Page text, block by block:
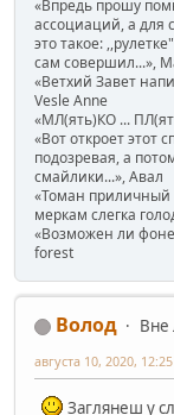
«Впредь прошу
ассоциаций, а для
это такое:
сам совершил...»,
«Ветхий Завет
Vesle Anne
«МЛ(ять)КО ...
«Вот откроет этот
подозревая, а
смайлики...», Авал
«Томан
меркам слегка
«Возможен ли
forest
Волод
Вне
августа 10, 2020, 12:25
Заглянеш у